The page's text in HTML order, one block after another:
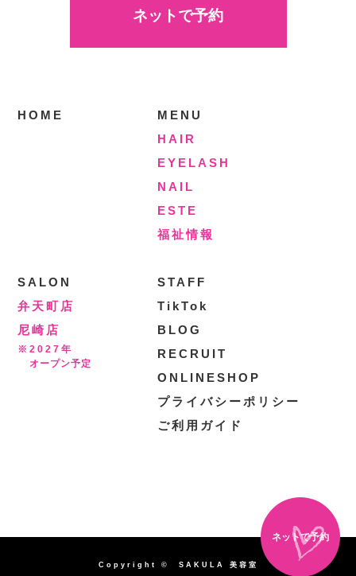
ネットで予約
ネットで予約
HOME
MENU
HAIR
EYELASH
NAIL
ESTE
福祉情報
SALON
弁天町店
尼崎店
※2027年
オープン予定
STAFF
TikTok
BLOG
RECRUIT
ONLINESHOP
プライバシーポリシー
ご利用ガイド
Copyright © SAKULA 美容室